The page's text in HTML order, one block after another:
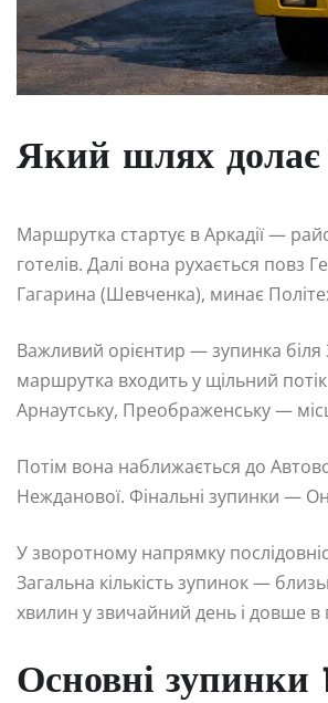
Який шлях долає
Маршрутка стартує в Аркадії —
готелів. Далі вона рухається повз
Гагарина (Шевченка), минає
Важливий орієнтир — зупинка біля
маршрутка входить у щільний
Арнаутську, Преображенську —
Потім вона наближається до
Нежданової. Фінальні зупинки —
У зворотному напрямку
Загальна кількість зупинок —
хвилин у звичайний день і довше в
Основні